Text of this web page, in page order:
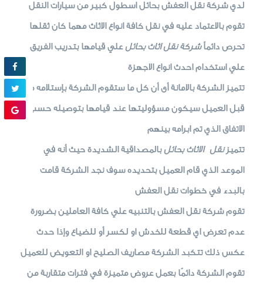
لدي شركة نقل العفش بحائل اسطول كبير من سيارات النقل
تقوم بالاعتماد عليه في نقل كافة انواع الاثاث مهما كان ثقلها
تحرص دائماًشركة نقل اثاث بحائلعلي قيامها بتدريب الفريق
علي استخدام احدث انواع الاجهزة
تتميز الشركة بالامانة أى أن كل ما ستقوم الشركة بإستلامه من
قبل العميل سيكون مسؤوليتها عند قيامها بتوصيله حسب
الاتفاق الذي تم ابرامه بينهم
تتميزنقل الاثاث بحائلبالمصداقية الشديدة حيث أنه في
الموعد الذي قام العميل بتحديده سوف نجد الشركة قامت
بالبدء في خطوات نقل العفش
تقوم شركة نقل العفش بالتنبيه علي كافة العاملين بضرورة
عدم تعرض اي قطعة للخدش او لكسر أو للضياع وإذا حدث
عكس ذلك تتكبد الشركة مصاريف الصليح او التعويض للعميل
تقوم الشركة دائمًا بعمل عروض متميزة في فترات متقاربة من